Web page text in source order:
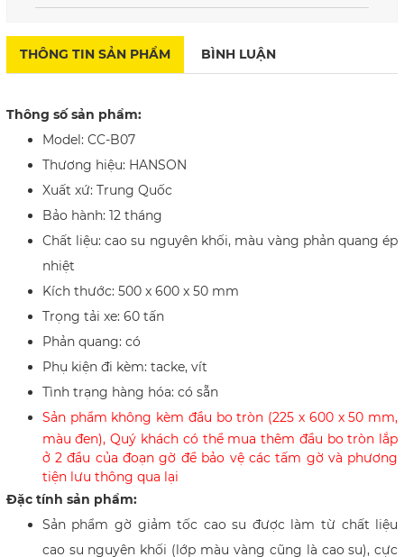
THÔNG TIN SẢN PHẨM BÌNH LUẬN
Thông số sản phẩm:
Model: CC-B07
Thương hiệu: HANSON
Xuất xứ: Trung Quốc
Bảo hành: 12 tháng
Chất liệu: cao su nguyên khối, màu vàng phản quang ép
nhiệt
Kích thước: 500 x 600 x 50 mm
Trọng tải xe: 60 tấn
Phản quang: có
Phụ kiện đi kèm: tacke, vít
Tình trạng hàng hóa: có sẵn​
Sản phẩm không kèm đầu bo tròn (225 x 600x 50 mm,
màu đen), Quý khách có thể mua thêm đầu bo tròn lắp
ở 2 đầu của đoạn gờ để bảo vệ các tấm gờ và phương
tiện lưu thông qua lại
​Đặc tính sản phẩm:
Sản phẩm gờ giảm tốc cao su được làm từ chất liệu
cao su nguyên khối (lớp màu vàng cũng là cao su), cực